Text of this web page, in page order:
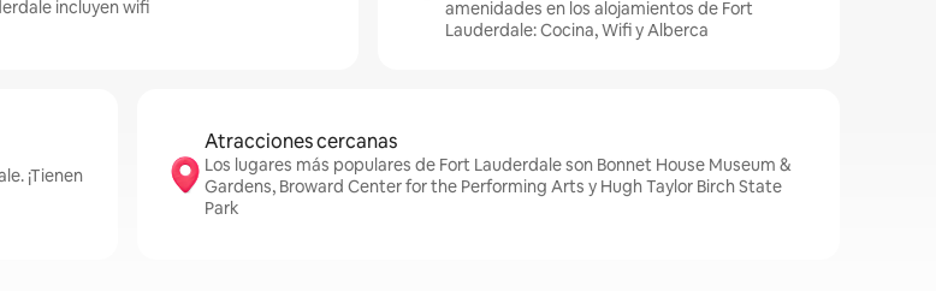
incluyen wifi
amenidades en los alojamientos de Fort
Lauderdale: Cocina, Wifi y Alberca
¡Tienen
Atracciones cercanas
Los lugares más populares de Fort Lauderdale son Bonnet House Museum &
Gardens, Broward Center for the Performing Arts y Hugh Taylor Birch State
Park